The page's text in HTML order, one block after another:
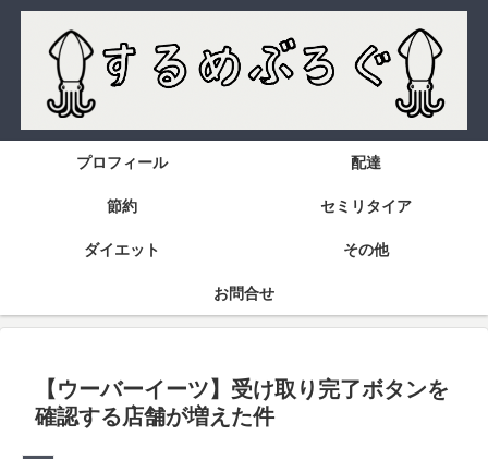
プロフィール 配達
節約 セミリタイア
ダイエット その他
お問合せ
【ウーバーイーツ】受け取り完了ボタンを
確認する店舗が増えた件